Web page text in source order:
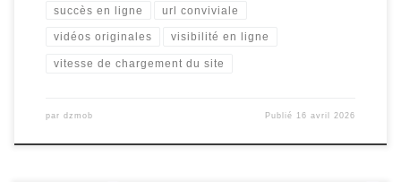
succès en ligne url conviviale
vidéos originales visibilité en ligne
vitesse de chargement du site
par dzmob Publié 16 avril 2026